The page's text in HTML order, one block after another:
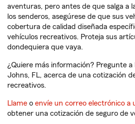
aventuras, pero antes de que salga a
los senderos, asegúrese de que sus
cobertura de calidad diseñada
vehículos recreativos. Proteja sus
dondequiera que vaya.
¿Quiere más información? Pregunte
Johns, FL, acerca de una cotización
recreativos.
Llame o envíe un correo electrónico a
obtener una cotización de seguro de